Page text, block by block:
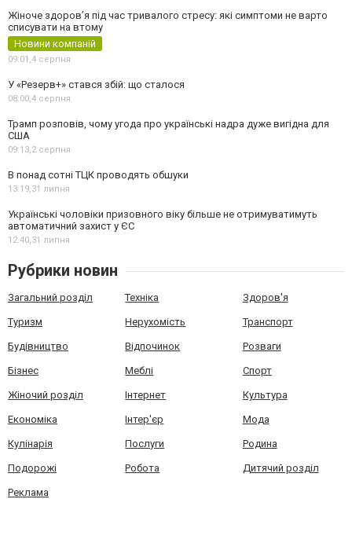
Жіноче здоров’я під час тривалого стресу: які симптоми не варто
списувати на втому
Новини компаній
09:01,4 серпня
У «Резерв+» стався збій: що сталося
08:00,4 серпня
Трамп розповів, чому угода про українські надра дуже вигідна для
США
09:13,2 серпня
В понад сотні ТЦК проводять обшуки
13:19,31 липня
Українські чоловіки призовного віку більше не отримуватимуть
автоматичний захист у ЄС
12:40,31 липня
Рубрики новин
Загальний розділ Техніка Здоров'я
Туризм Нерухомість Транспорт
Будівництво Відпочинок Розваги
Бізнес Меблі Спорт
Жіночий розділ Інтернет Культура
Економіка Інтер'єр Мода
Кулінарія Послуги Родина
Подорожі Робота Дитячий розділ
Реклама